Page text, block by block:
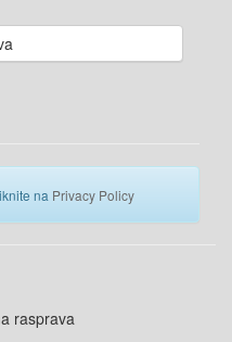
na Privacy Policy
rasprava